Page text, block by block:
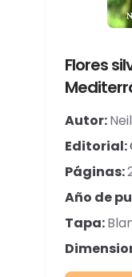
Flores
Autor:
Editorial:
Páginas:
Año de
Tapa: